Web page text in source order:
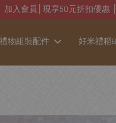
加入會員│現享50元折扣優惠
禮物組裝配件 好米禮稻